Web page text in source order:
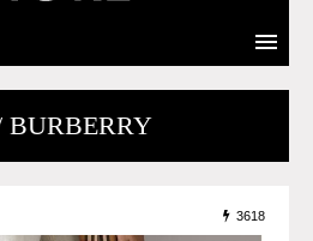
BURBERRY
3618